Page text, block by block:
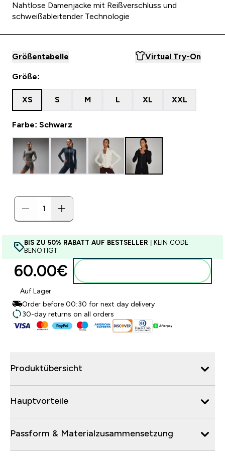
Nahtlose Damenjacke mit Reißverschluss und
schweißableitender Technologie
Größentabelle Virtual Try-On
Größe:
XS S M L XL XXL
Farbe: Schwarz
BIS ZU 50% RABATT AUF BESTSELLER | KEIN CODE
BENÖTIGT
60.00€‎
Auf Lager
Order before 00:30 for next day delivery
30-day returns on all orders
Produktübersicht
Hauptvorteile
Passform & Materialzusammensetzung